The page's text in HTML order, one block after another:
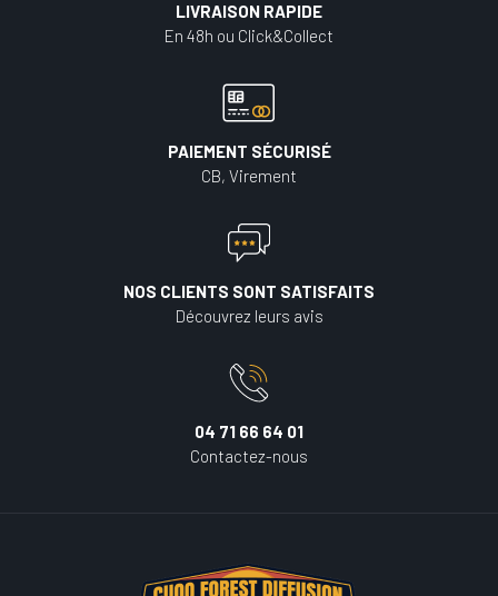
LIVRAISON RAPIDE
En 48h ou Click&Collect
PAIEMENT SÉCURISÉ
CB, Virement
NOS CLIENTS SONT SATISFAITS
Découvrez leurs avis
04 71 66 64 01
Contactez-nous